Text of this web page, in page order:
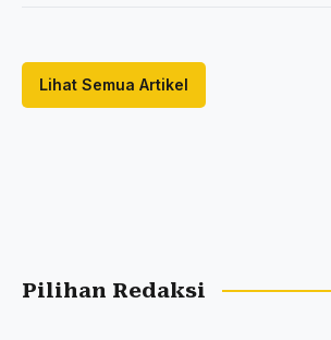
Lihat Semua Artikel
Pilihan Redaksi